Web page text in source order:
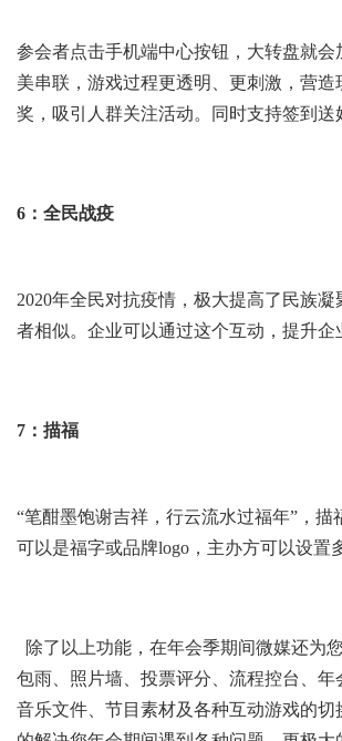
参会者点击手机端中心按钮，大转盘就
美串联，游戏过程更透明、更刺激，营
奖，吸引人群关注活动。同时支持签到送
6：全民战疫
2020年全民对抗疫情，极大提高了民族
者相似。企业可以通过这个互动，提升
7：描福
“笔酣墨饱谢吉祥，行云流水过福年”，
可以是福字或品牌logo，主办方可以设
除了以上功能， 在年会季期间微媒还为
包雨、照片墙、投票评分、流程控台、
音乐文件、节目素材及各种互动游戏的